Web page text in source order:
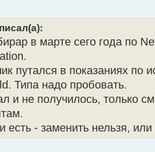
в марте сего года по
путался в показаниях по
Типа надо пробовать.
и не получилось, только
есть - заменить нельзя,